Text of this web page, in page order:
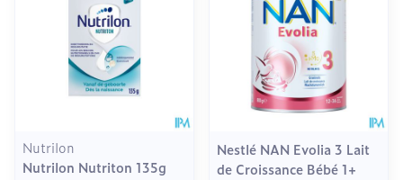
Nutrilon
Nutrilon Nutriton 135g
Nestlé NAN Evolia 3 Lait
de Croissance Bébé 1+